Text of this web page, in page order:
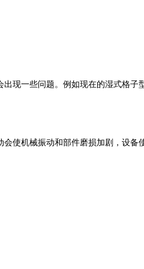
现一些问题。例如现在的湿式格子
使机械振动和部件磨损加剧，设